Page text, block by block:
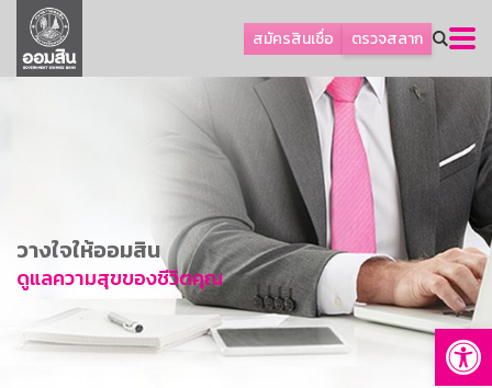
สมัครสินเชื่อ ตรวจสลาก
ลูกค้าธุรกิจ
ลูกค้าผู้ประกอบรายย่อย
การพัฒนาที่ยั่งยืน
ข่าวสาร
บริการทางการเงิน
อื่นๆ
วางใจให้ออมสิน
ดูแลความสุขของชีวิตคุณ